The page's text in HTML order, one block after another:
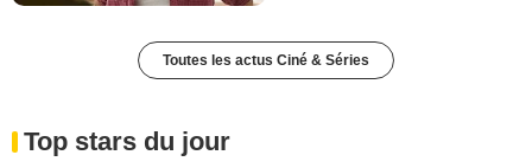
Toutes les actus Ciné & Séries
Top stars du jour